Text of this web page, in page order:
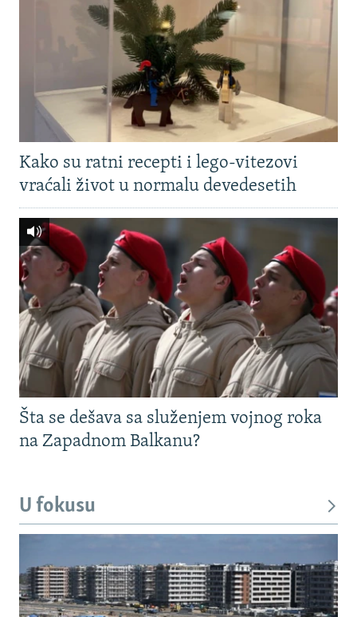
Kako su ratni recepti i lego-vitezovi
vraćali život u normalu devedesetih
Šta se dešava sa služenjem vojnog roka
na Zapadnom Balkanu?
U fokusu